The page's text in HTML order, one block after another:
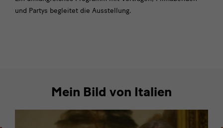
und Partys begleitet die Ausstellung.
Mein Bild von Italien